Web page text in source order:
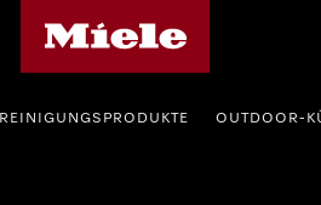
REINIGUNGSPRODUKTE OUTDOOR-